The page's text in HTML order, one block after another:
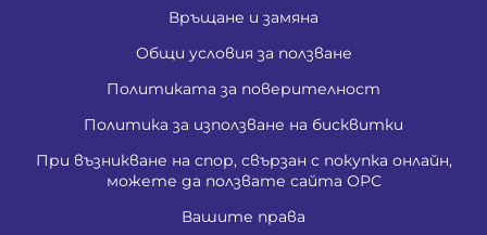
Връщане и замяна
Общи условия за ползване
Политиката за поверителност
Политика за използване на бисквитки
При възникване на спор, свързан с покупка онлайн,
можете да ползвате сайта ОРС
Вашите права